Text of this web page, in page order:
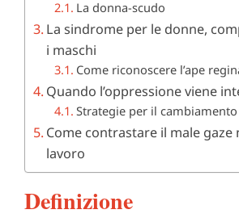
La donna-scudo
La sindrome per le donne,
i maschi
Come riconoscere l’ape
Quando l’oppressione viene
Strategie per il cambiamento
Come contrastare il male gaze
lavoro
Definizione